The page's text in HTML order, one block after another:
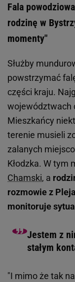
Fala
rodzinę w
momenty"
Służby
powstrzymać
części kraju.
województwach
Mieszkańcy
terenie musieli
zalanych
Kłodzka. W tym
Chamski, a
rozmowie z
monitoruje
Jestem z
stałym
"I mimo że tak